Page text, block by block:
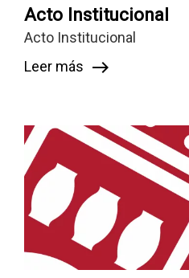
Acto Institucional
Acto Institucional
Leer más east